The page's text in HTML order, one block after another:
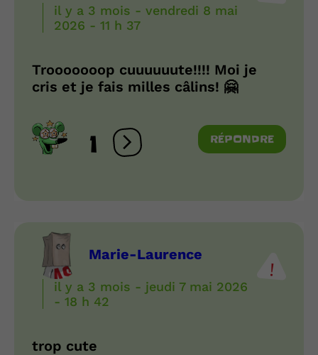
il y a 3 mois - vendredi 8 mai
2026 - 11 h 37
Trooooooop cuuuuuute!!!! Moi je
cris et je fais milles câlins! 🤗
1 Ouvrir les réactions
RÉPONDRE
Marie-Laurence
il y a 3 mois - jeudi 7 mai 2026
- 18 h 42
trop cute